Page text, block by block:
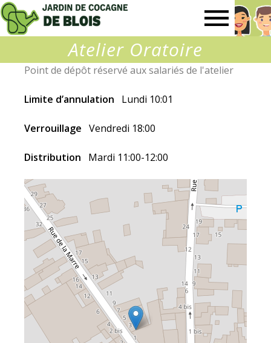
de
de
Blois
Atelier Oratoire
Point de dépôt réservé aux salariés de l'atelier
Limite d’annulation Lundi 10:01
Verrouillage Vendredi 18:00
Distribution Mardi 11:00-12:00